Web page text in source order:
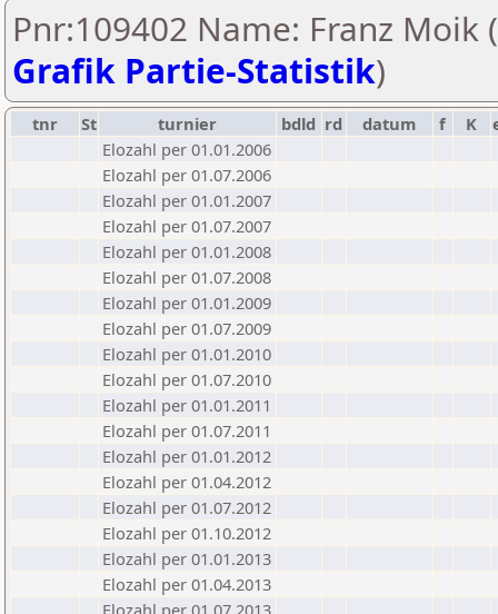
Pnr:109402 Name: Franz Moik (
Grafik Partie-Statistik)
tnr St turnier bdld rd datum f K
Elozahl per 01.01.2006
Elozahl per 01.07.2006
Elozahl per 01.01.2007
Elozahl per 01.07.2007
Elozahl per 01.01.2008
Elozahl per 01.07.2008
Elozahl per 01.01.2009
Elozahl per 01.07.2009
Elozahl per 01.01.2010
Elozahl per 01.07.2010
Elozahl per 01.01.2011
Elozahl per 01.07.2011
Elozahl per 01.01.2012
Elozahl per 01.04.2012
Elozahl per 01.07.2012
Elozahl per 01.10.2012
Elozahl per 01.01.2013
Elozahl per 01.04.2013
Elozahl per 01.07.2013